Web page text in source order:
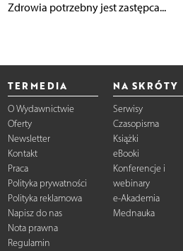
Zdrowia potrzebny jest zastępca...
TERMEDIA
O Wydawnictwie
Oferty
Newsletter
Kontakt
Praca
Polityka prywatności
Polityka reklamowa
Napisz do nas
Nota prawna
Regulamin
NA SKRÓTY
Serwisy
Czasopisma
Książki
eBooki
Konferencje i
webinary
e-Akademia
Mednauka